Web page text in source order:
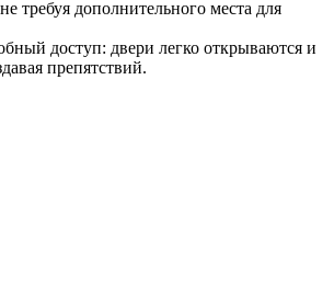
требуя дополнительного места для
доступ: двери легко открываются и
препятствий.